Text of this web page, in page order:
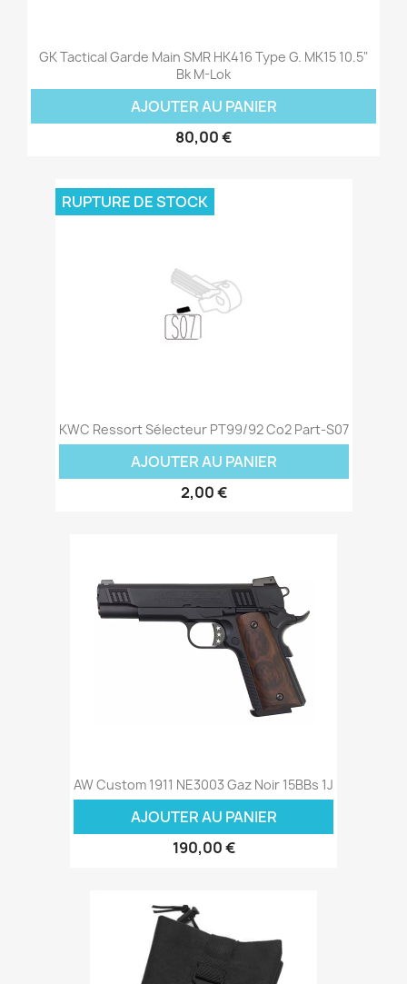
GK Tactical Garde Main SMR HK416 Type G. MK15 10.5"
Bk M-Lok
AJOUTER AU PANIER
80,00 €
KWC Ressort Sélecteur PT99/92 Co2 Part-S07
AJOUTER AU PANIER
2,00 €
RUPTURE DE STOCK
AW Custom 1911 NE3003 Gaz Noir 15BBs 1J
AJOUTER AU PANIER
190,00 €